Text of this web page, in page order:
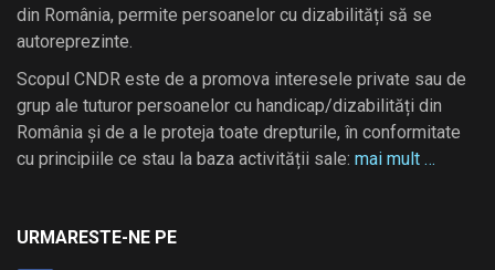
din România, permite persoanelor cu dizabilități să se
autoreprezinte.
Scopul CNDR este de a promova interesele private sau de
grup ale tuturor persoanelor cu handicap/dizabilități din
România și de a le proteja toate drepturile, în conformitate
cu principiile ce stau la baza activității sale: mai mult …
URMARESTE-NE PE